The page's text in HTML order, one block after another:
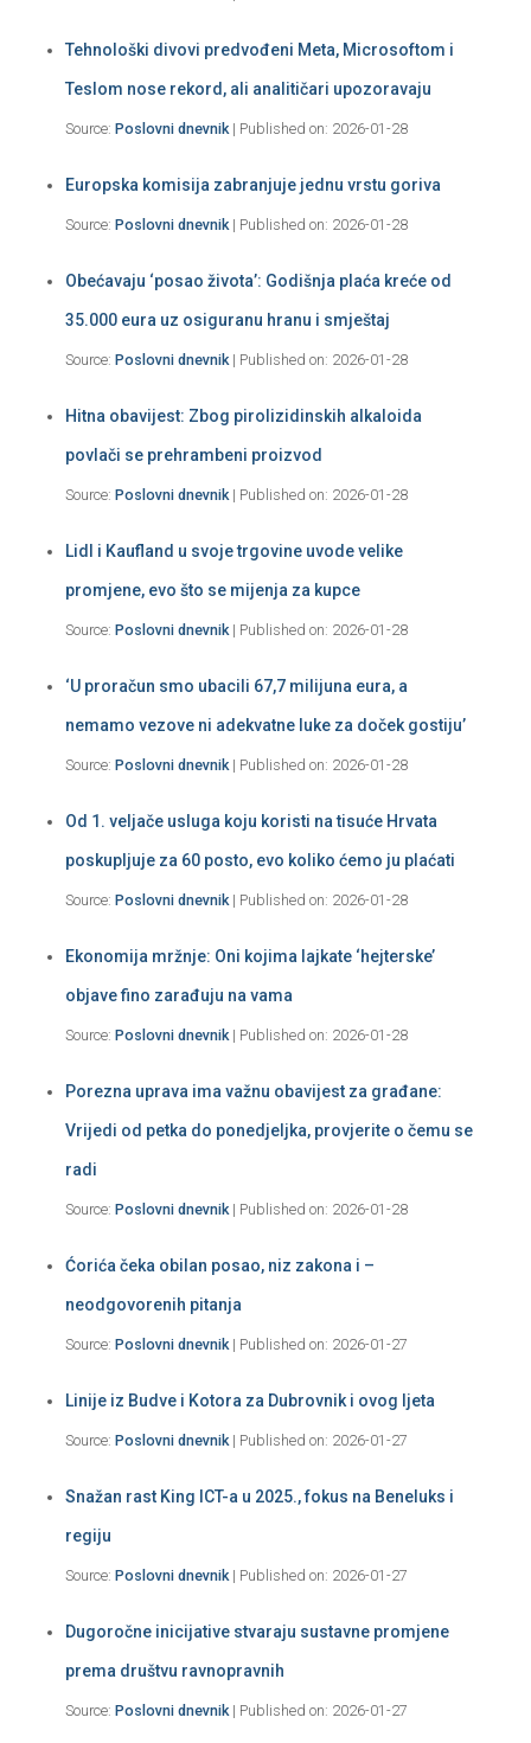
Tehnološki divovi predvođeni Meta, Microsoftom i
Teslom nose rekord, ali analitičari upozoravaju
Source: Poslovni dnevnik Published on: 2026-01-28
Europska komisija zabranjuje jednu vrstu goriva
Source: Poslovni dnevnik Published on: 2026-01-28
Obećavaju ‘posao života’: Godišnja plaća kreće od
35.000 eura uz osiguranu hranu i smještaj
Source: Poslovni dnevnik Published on: 2026-01-28
Hitna obavijest: Zbog pirolizidinskih alkaloida
povlači se prehrambeni proizvod
Source: Poslovni dnevnik Published on: 2026-01-28
Lidl i Kaufland u svoje trgovine uvode velike
promjene, evo što se mijenja za kupce
Source: Poslovni dnevnik Published on: 2026-01-28
‘U proračun smo ubacili 67,7 milijuna eura, a
nemamo vezove ni adekvatne luke za doček gostiju’
Source: Poslovni dnevnik Published on: 2026-01-28
Od 1. veljače usluga koju koristi na tisuće Hrvata
poskupljuje za 60 posto, evo koliko ćemo ju plaćati
Source: Poslovni dnevnik Published on: 2026-01-28
Ekonomija mržnje: Oni kojima lajkate ‘hejterske’
objave fino zarađuju na vama
Source: Poslovni dnevnik Published on: 2026-01-28
Porezna uprava ima važnu obavijest za građane:
Vrijedi od petka do ponedjeljka, provjerite o čemu se
radi
Source: Poslovni dnevnik Published on: 2026-01-28
Ćorića čeka obilan posao, niz zakona i –
neodgovorenih pitanja
Source: Poslovni dnevnik Published on: 2026-01-27
Linije iz Budve i Kotora za Dubrovnik i ovog ljeta
Source: Poslovni dnevnik Published on: 2026-01-27
Snažan rast King ICT-a u 2025., fokus na Beneluks i
regiju
Source: Poslovni dnevnik Published on: 2026-01-27
Dugoročne inicijative stvaraju sustavne promjene
prema društvu ravnopravnih
Source: Poslovni dnevnik Published on: 2026-01-27